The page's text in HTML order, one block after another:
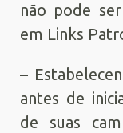
não pode
em Links
–
antes de
de suas